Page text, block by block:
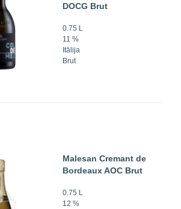
DOCG Brut
0.75 L
11 %
Itālija
Brut
Malesan Cremant de
Bordeaux AOC Brut
0.75 L
12 %